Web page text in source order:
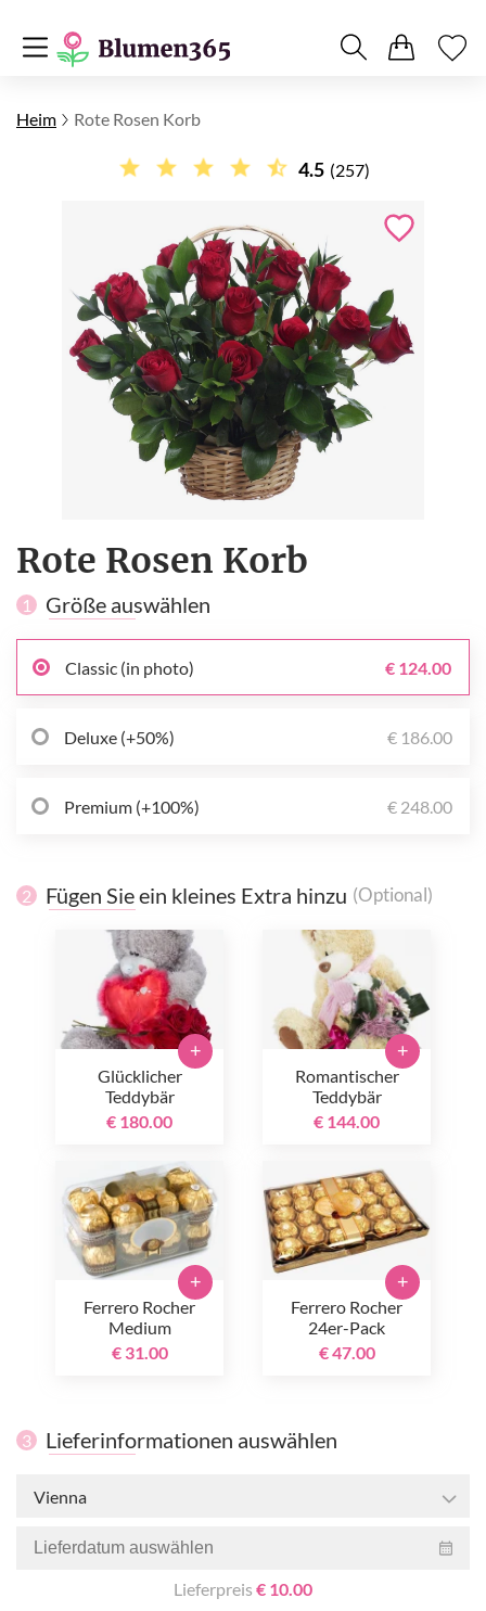
Heim Rote Rosen Korb
4.5 (257)
Rote Rosen Korb
1 Größe auswählen
Classic (in photo) € 124.00
Deluxe (+50%) € 186.00
Premium (+100%) € 248.00
2 Fügen Sie ein kleines Extra hinzu (Optional)
Glücklicher
Teddybär
€ 180.00
+
Romantischer
Teddybär
€ 144.00
+
Ferrero Rocher
Medium
€ 31.00
+
Ferrero Rocher
24er-Pack
€ 47.00
+
3 Lieferinformationen auswählen
Vienna
Lieferpreis € 10.00